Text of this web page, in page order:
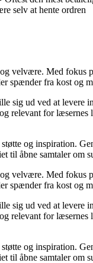
selv at hente ordren
velvære. Med
spænder fra kost og
ud ved at levere
relevant for
og inspiration.
til åbne samtaler om
velvære. Med
spænder fra kost og
ud ved at levere
relevant for
og inspiration.
til åbne samtaler om